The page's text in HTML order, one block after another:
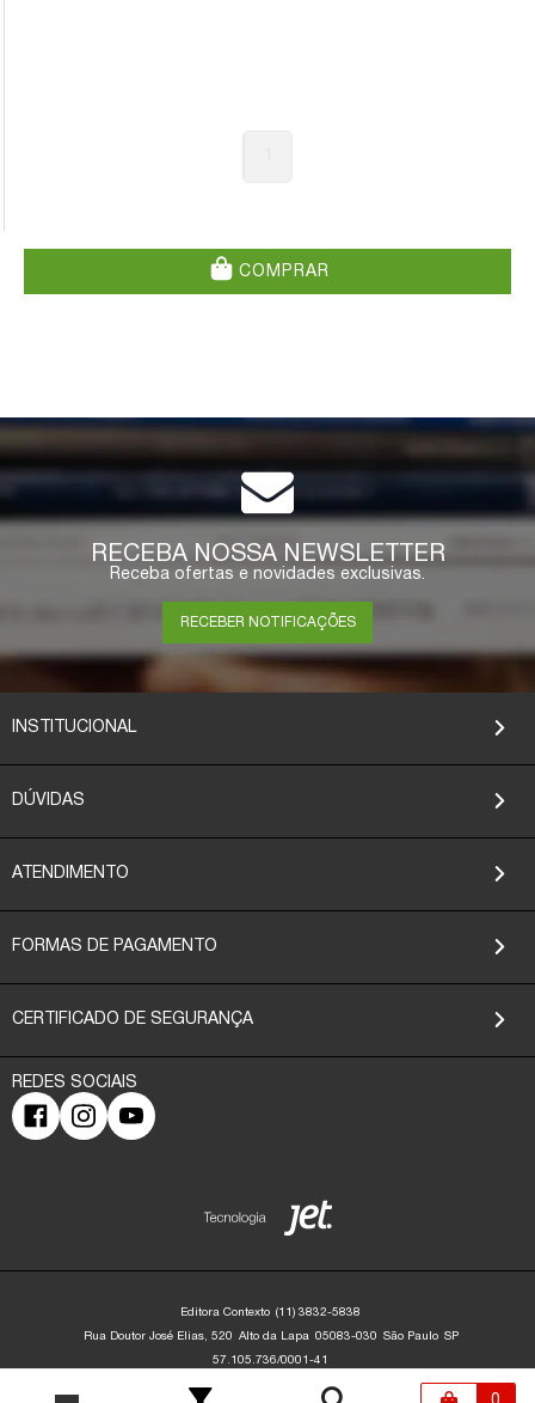
COMPRAR
RECEBA NOSSA NEWSLETTER
Receba ofertas e novidades exclusivas.
RECEBER NOTIFICAÇÕES
INSTITUCIONAL
DÚVIDAS
ATENDIMENTO
FORMAS DE PAGAMENTO
CERTIFICADO DE SEGURANÇA
Editora Contexto (11) 3832-5838
Rua Doutor José Elias, 520 Alto da Lapa 05083-030 São Paulo SP
57.105.736/0001-41
Lapa - São Paulo/SP - 05083-030 | contato@editoracontexto.com.br | +55 11